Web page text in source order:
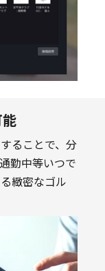
ることで、分
勤中等いつで
緻密なゴル